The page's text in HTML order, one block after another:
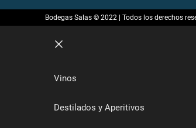
Bodegas Salas © 2022 | Todos los derechos
Vinos
Destilados y Aperitivos